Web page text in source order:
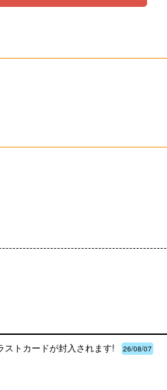
ストカードが封入されます! 26/08/07